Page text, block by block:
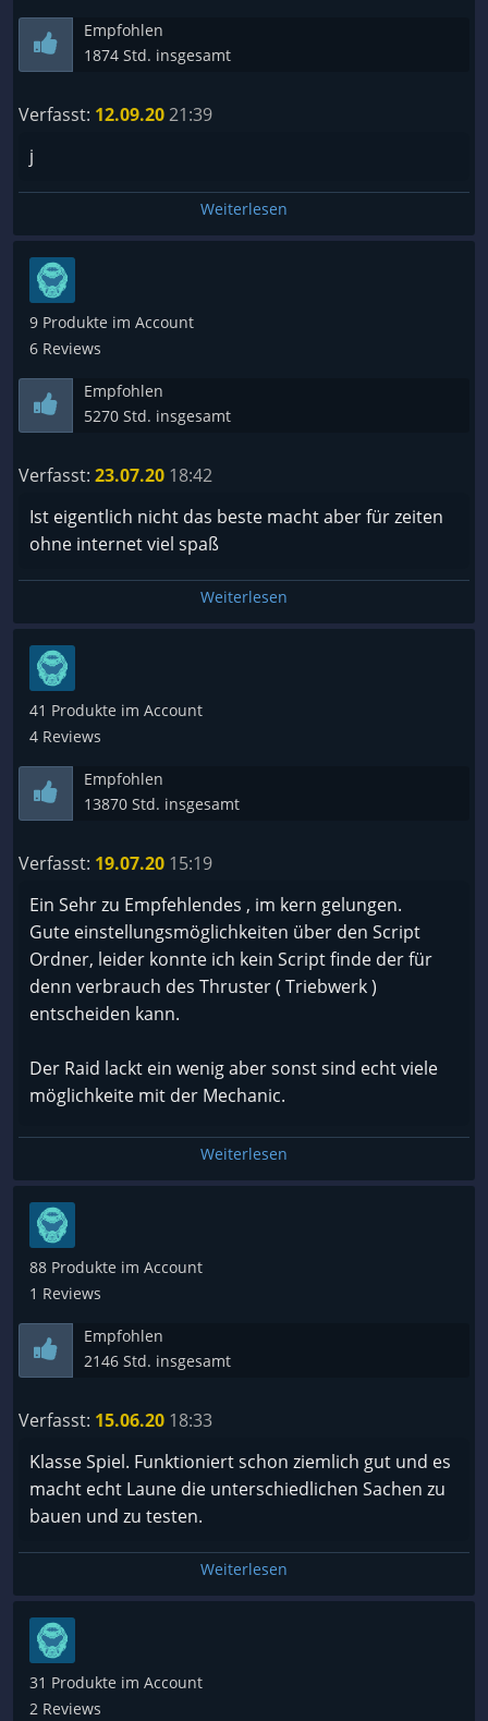
Empfohlen
1874 Std. insgesamt
Verfasst: 12.09.2021:39
j
Weiterlesen
9 Produkte im Account
6 Reviews
Empfohlen
5270 Std. insgesamt
Verfasst: 23.07.20 18:42
Ist eigentlich nicht das beste macht aber für zeiten
ohne internet viel spaß
Weiterlesen
41 Produkte im Account
4 Reviews
Empfohlen
13870 Std. insgesamt
Verfasst: 19.07.20 15:19
Ein Sehr zu Empfehlendes , im kern gelungen.
Gute einstellungsmöglichkeiten über den Script
Ordner, leider konnte ich kein Script finde der für
denn verbrauch des Thruster ( Triebwerk )
entscheiden kann.
Der Raid lackt ein wenig aber sonst sind echt viele
möglichkeite mit der Mechanic.
Die Performance könnte ein wenig besser sein ^^ ,
aber Trotzdem super spielbar.
Weiterlesen
88 Produkte im Account
1 Reviews
Empfohlen
2146 Std. insgesamt
Verfasst: 15.06.20 18:33
Klasse Spiel. Funktioniert schon ziemlich gut und es
macht echt Laune die unterschiedlichen Sachen zu
bauen und zu testen.
Weiterlesen
31 Produkte im Account
2 Reviews